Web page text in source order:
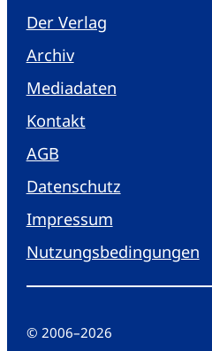
Der Verlag
Archiv
Mediadaten
Kontakt
AGB
Datenschutz
Impressum
Nutzungsbedingungen
© 2006–2026